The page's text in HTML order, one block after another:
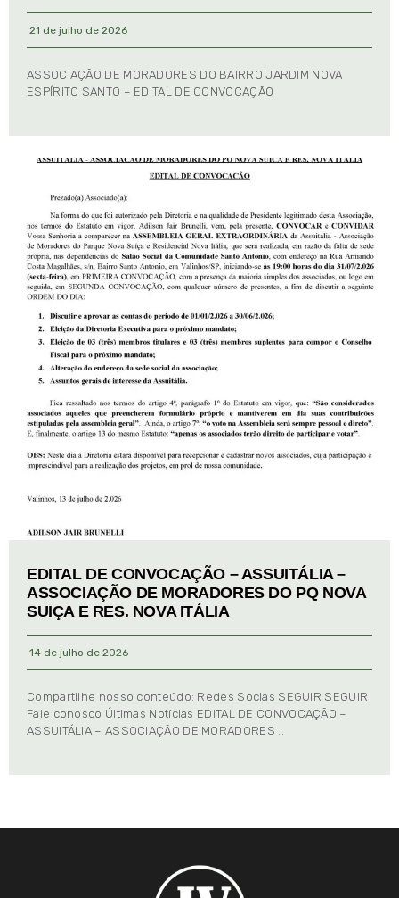
21 de julho de 2026
ASSOCIAÇÃO DE MORADORES DO BAIRRO JARDIM NOVA
ESPÍRITO SANTO – EDITAL DE CONVOCAÇÃO
EDITAL DE CONVOCAÇÃO – ASSUITÁLIA –
ASSOCIAÇÃO DE MORADORES DO PQ NOVA
SUIÇA E RES. NOVA ITÁLIA
14 de julho de 2026
Compartilhe nosso conteúdo: Redes Socias SEGUIR SEGUIR
Fale conosco Últimas Notícias EDITAL DE CONVOCAÇÃO –
ASSUITÁLIA – ASSOCIAÇÃO DE MORADORES …